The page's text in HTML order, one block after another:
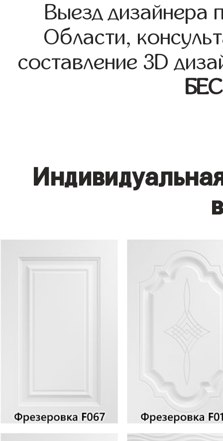
Выезд дизайнера
Области,
составление 3D